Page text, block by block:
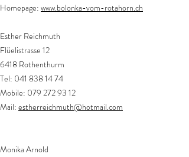
Homepage: www.bolonka-vom-rotahorn.ch
Esther Reichmuth
Flüelistrasse 12
6418 Rothenthurm
Tel: 041 838 14 74
Mobile: 079 272 93 12
Mail: estherreichmuth@hotmail.com
Monika Arnold